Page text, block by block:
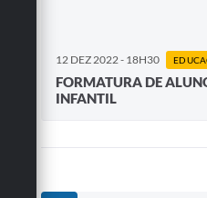
12 DEZ 2022 - 18H30
FORMATURA DE
INFANTIL